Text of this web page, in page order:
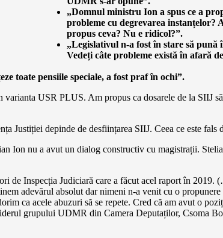
„Domnul ministru Ion a spus ce a
probleme cu degrevarea instanțelor?
propus ceva? Nu e ridicol?”.
„Legislativul n-a fost în stare să pună
Vedeți câte probleme există în afară
toate pensiile speciale, a fost praf în ochi”.
USR PLUS. Am propus ca dosarele de la SIIJ
Justiției depinde de desființarea SIIJ. Ceea ce este fals
Ion nu a avut un dialog constructiv cu magistrații.
de Inspecția Judiciară care a făcut acel raport în
adevărul absolut dar nimeni n-a venit cu o
ca acele abuzuri să se repete. Cred că am avut o
grupului UDMR din Camera Deputaților, Csoma